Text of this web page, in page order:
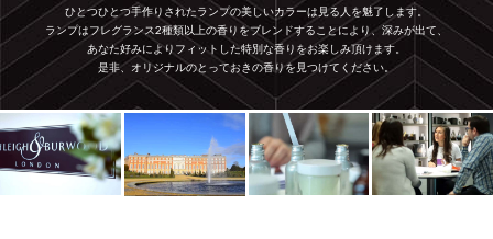
ひとつひとつ手作りされたランプの美しいカラーは見る人を魅了します。
ランプはフレグランス2種類以上の香りをブレンドすることにより、深みが出て、
あなた好みによりフィットした特別な香りをお楽しみ頂けます。
是非、オリジナルのとっておきの香りを見つけてください。